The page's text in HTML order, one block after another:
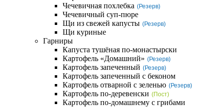
Чечевичная похлебка (Резерв)
Чечевичный суп-пюре
Щи из свежей капусты (Резерв)
Щи куриные
Гарниры
Капуста тушёная по-монастырски
Картофель «Домашний» (Резерв)
Картофель запеченный (Резерв)
Картофель запеченный с беконом
Картофель отварной с зеленью (Резерв)
Картофель по-деревенски (Пост)
Картофель по-домашнему с грибами